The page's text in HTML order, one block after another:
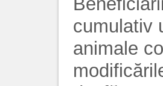
cumulativ
animale